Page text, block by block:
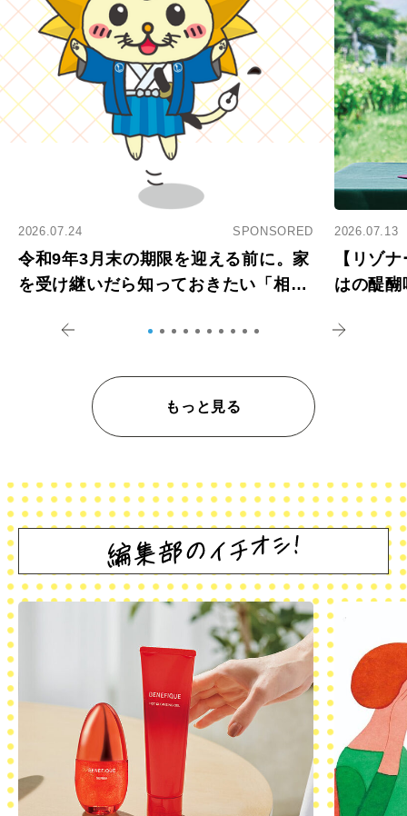
2026.07.24 SPONSORED
令和9年3月末の期限を迎える前に。家
を受け継いだら知っておきたい「相続
2026.07.13
【リゾ
はの醍
もっと見る